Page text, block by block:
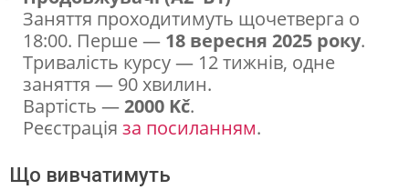
о
Заняття проходитимуть щочетверга о
18:00. Перше — 18 вересня 2025 року.
Тривалість курсу — 12 тижнів, одне
заняття — 90 хвилин.
Вартість —2000 Kč.
Реєстрація за посиланням.
Що вивчатимуть